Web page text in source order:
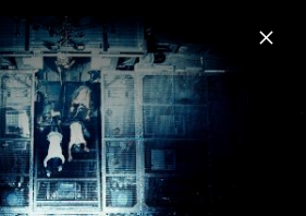
Menu
Musik Fotos Biografie